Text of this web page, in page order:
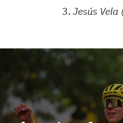
Jesús Vela